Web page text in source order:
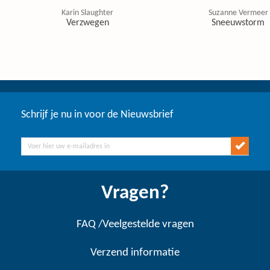
Karin Slaughter
Verzwegen
Suzanne Vermeer
Sneeuwstorm
Schrijf je nu in voor de Nieuwsbrief
Vragen?
FAQ /Veelgestelde vragen
Verzend informatie